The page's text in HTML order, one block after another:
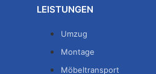
LEISTUNGEN
Umzug
Montage
Möbeltransport